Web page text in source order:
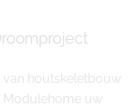
houtskeletbouw
Modulehome uw